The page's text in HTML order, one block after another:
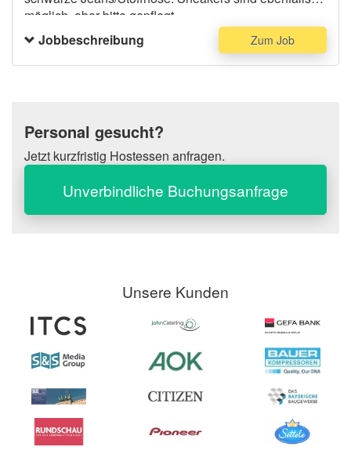
möglich, aber bitte gepflegt.
Jobbeschreibung
Zum Job
Personal gesucht?
Jetzt kurzfristig Hostessen anfragen.
Unverbindliche Buchungsanfrage
Unsere Kunden